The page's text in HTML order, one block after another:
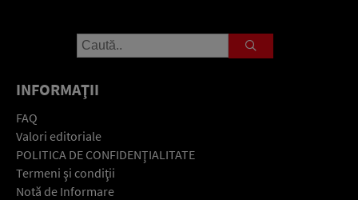
INFORMAŢII
FAQ
Valori editoriale
POLITICA DE CONFIDENŢIALITATE
Termeni şi condiţii
Notă de Informare